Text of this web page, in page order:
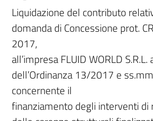
Liquidazione del contributo
domanda di Concessione prot.
2017,
all’impresa FLUID WORLD S.R.L.
dell’Ordinanza 13/2017 e
concernente il
finanziamento degli interventi di